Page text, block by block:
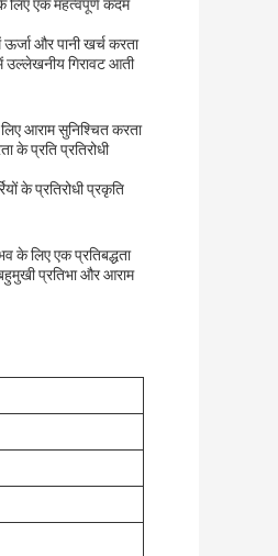
लिए एक महत्वपूर्ण कदम
और पानी खर्च करता
उल्लेखनीय गिरावट आती
आराम सुनिश्चित करता
के प्रति प्रतिरोधी
के प्रतिरोधी प्रकृति
के लिए एक प्रतिबद्धता
प्रतिभा और आराम